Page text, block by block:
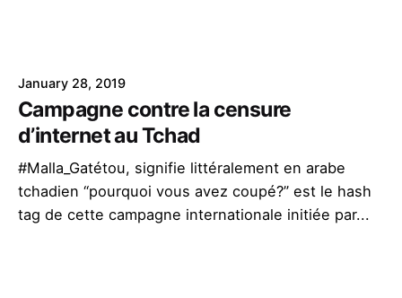
January 28, 2019
Campagne contre la censure
d’internet au Tchad
#Malla_Gatétou, signifie littéralement en arabe
tchadien “pourquoi vous avez coupé?” est le hash
tag de cette campagne internationale initiée par...